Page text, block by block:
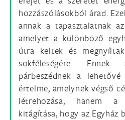
hozzászólásokból árad.
annak a tapasztalatnak
amelyet a különböző
útra keltek és
sokféleségére.
párbeszédnek a
értelme, amelynek végső
létrehozása, hanem a
kitágítása, hogy az Egyház